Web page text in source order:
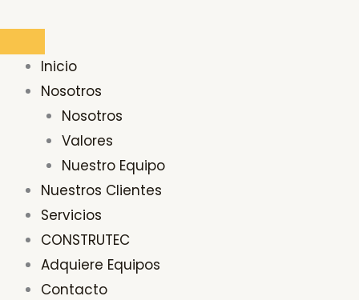
contenido
Inicio
Nosotros
Nosotros
Valores
Nuestro Equipo
Nuestros Clientes
Servicios
CONSTRUTEC
Adquiere Equipos
Contacto